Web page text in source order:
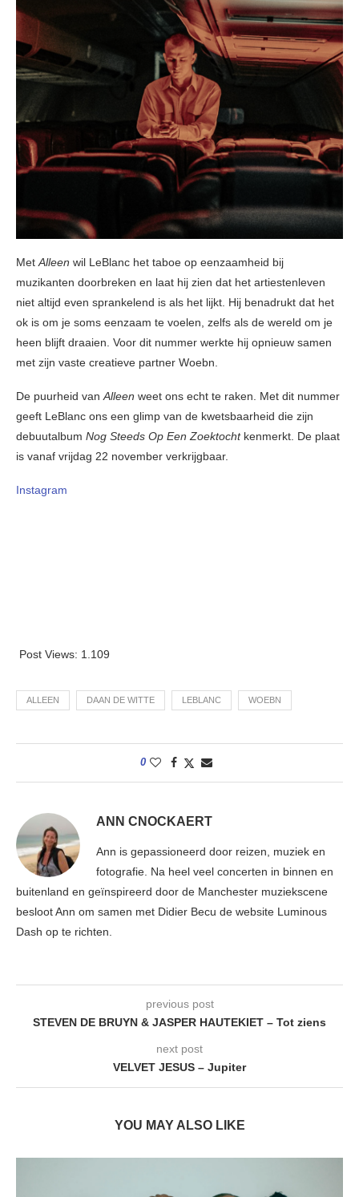
MetAlleen wil LeBlanc het taboe op eenzaamheid bij
muzikanten doorbreken en laat hij zien dat het artiestenleven
niet altijd even sprankelend is als het lijkt. Hij benadrukt dat het
ok is om je soms eenzaam te voelen, zelfs als de wereld om je
heen blijft draaien. Voor dit nummer werkte hij opnieuw samen
met zijn vaste creatieve partner Woebn.
De puurheid vanAlleen weet ons echt te raken. Met dit nummer
geeft LeBlanc ons een glimp van de kwetsbaarheid die zijn
debuutalbum Nog Steeds Op Een Zoektochtkenmerkt. De plaat
is vanaf vrijdag 22 november verkrijgbaar.
Instagram
Post Views: 1.109
ALLEEN DAAN DE WITTE LEBLANC WOEBN
0
ANN CNOCKAERT
Ann is gepassioneerd door reizen, muziek en
fotografie. Na heel veel concerten in binnen en
buitenland en geïnspireerd door de Manchester muziekscene
besloot Ann om samen met Didier Becu de website Luminous
Dash op te richten.
previous post
STEVEN DE BRUYN & JASPER HAUTEKIET – Tot ziens
next post
VELVET JESUS – Jupiter
YOU MAY ALSO LIKE